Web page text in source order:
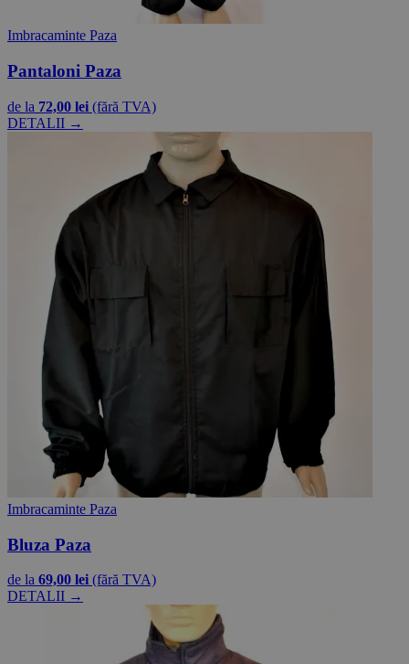
Imbracaminte Paza
Pantaloni Paza
de la 72,00 lei (fără TVA)
DETALII →
Imbracaminte Paza
Bluza Paza
de la 69,00 lei (fără TVA)
DETALII →